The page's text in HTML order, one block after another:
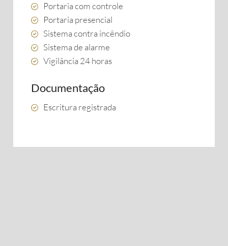
Portaria com controle
Portaria presencial
Sistema contra incêndio
Sistema de alarme
Vigilância 24 horas
Documentação
Escritura registrada